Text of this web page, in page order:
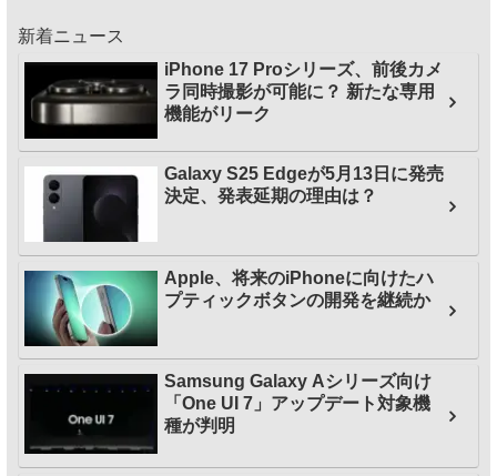
新着ニュース
iPhone 17 Proシリーズ、前後カメ
ラ同時撮影が可能に？ 新たな専用
機能がリーク
Galaxy S25 Edgeが5月13日に発売
決定、発表延期の理由は？
Apple、将来のiPhoneに向けたハ
プティックボタンの開発を継続か
Samsung Galaxy Aシリーズ向け
「One UI 7」アップデート対象機
種が判明